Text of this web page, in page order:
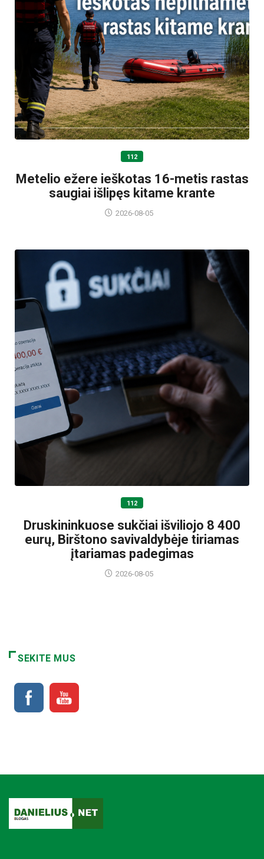
112
Metelio ežere ieškotas 16-metis rastas
saugiai išlipęs kitame krante
2026-08-05
112
Druskininkuose sukčiai išviliojo 8 400
eurų, Birštono savivaldybėje tiriamas
įtariamas padegimas
2026-08-05
SEKITE MUS